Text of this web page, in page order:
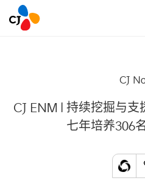
CJ
CJ ENM | 持续挖掘与支
七年培养306